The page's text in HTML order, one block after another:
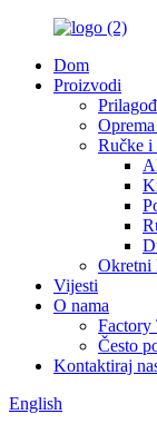
Dom
Proizvodi
Ručke i
Okretni
Vijesti
O nama
Factory
Često
Kontaktiraj
English